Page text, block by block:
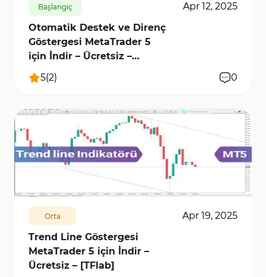
Başlangıç
Apr 12, 2025
Otomatik Destek ve Direnç
Göstergesi MetaTrader 5
için İndir – Ücretsiz –
[TradingFinder]
5(2) 0
6738 0
Orta
Apr 19, 2025
Trend Line Göstergesi
MetaTrader 5 için İndir –
Ücretsiz – [TFlab]